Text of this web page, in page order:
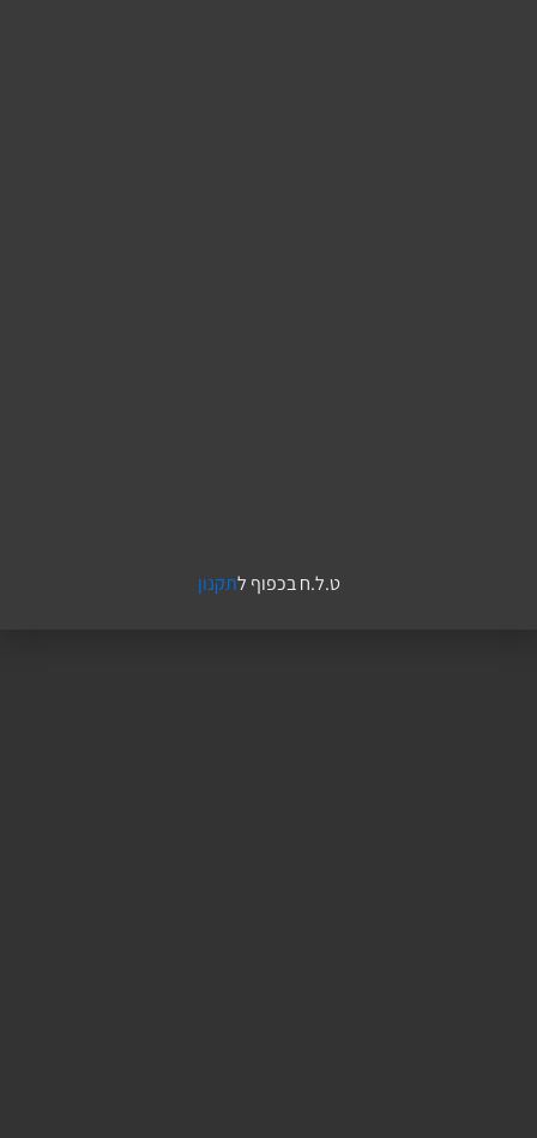
ט.ל.ח בכפוף לתקנון